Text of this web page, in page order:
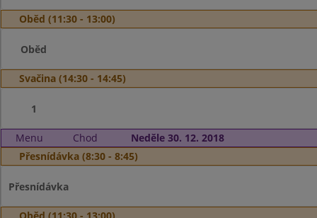
Oběd (11:30 - 13:00)
Oběd
Svačina (14:30 - 14:45)
1
Menu Chod
Neděle 30. 12. 2018
Přesnídávka (8:30 - 8:45)
Přesnídávka